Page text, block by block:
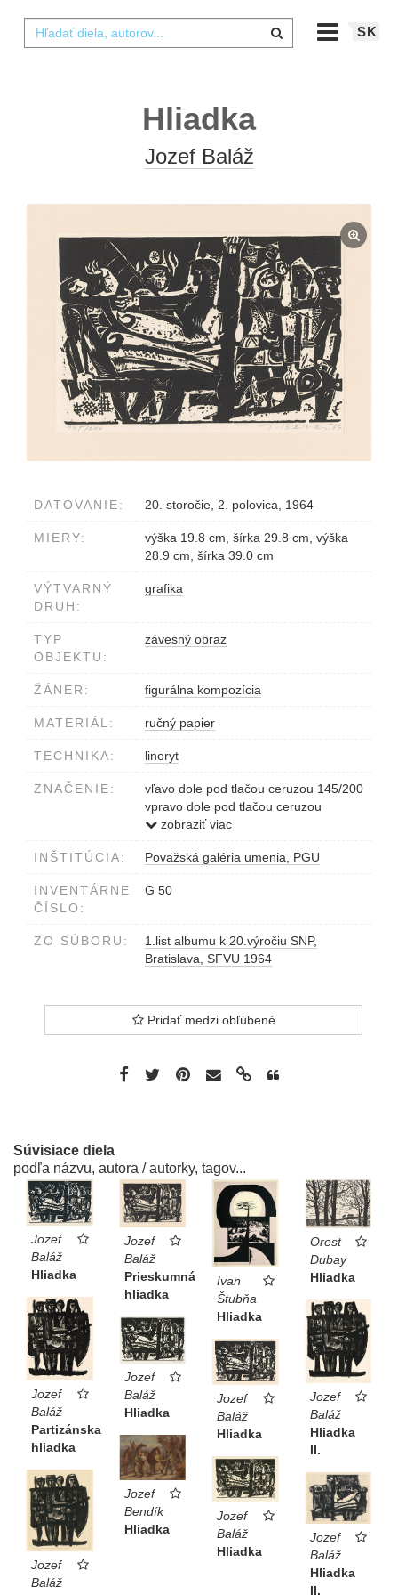
SK
Hliadka
Jozef Baláž
DATOVANIE: 20. storočie, 2. polovica, 1964
MIERY:
výška 19.8 cm, šírka 29.8 cm, výška
28.9 cm, šírka 39.0 cm
VÝTVARNÝ
DRUH:
grafika
TYP
OBJEKTU:
závesný obraz
ŽÁNER: figurálna kompozícia
MATERIÁL: ručný papier
TECHNIKA: linoryt
ZNAČENIE:
vľavo dole pod tlačou ceruzou 145/200
vpravo dole pod tlačou ceruzou
J.Baláž 64
zobraziť viac
INŠTITÚCIA: Považská galéria umenia, PGU
INVENTÁRNE
ČÍSLO:
G 50
ZO SÚBORU:
1.list albumu k 20.výročiu SNP,
Bratislava, SFVU 1964
Pridať medzi obľúbené
Súvisiace diela
podľa názvu, autora / autorky, tagov...
Jozef
Baláž
Hliadka
Jozef
Baláž
Prieskumná
hliadka
Ivan
Štubňa
Hliadka
Orest
Dubay
Hliadka
Jozef
Baláž
Partizánska
hliadka
Jozef
Baláž
Hliadka
II.
Jozef
Baláž
Hliadka
Jozef
Baláž
Hliadka
Jozef
Bendík
Hliadka
Jozef
Baláž
Hliadka
Jozef
Baláž
Jozef
Baláž
Hliadka
II.